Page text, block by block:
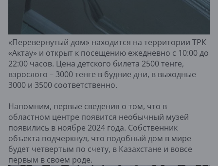
«Перевернутый дом» находится на территории ТРК
«Актау» и открыт к посещению ежедневно с 10:00 до
22:00 часов. Цена детского билета 2500 тенге,
взрослого – 3000 тенге в будние дни, в выходные
3000 и 3500 соответственно.
Напомним, первые сведения о том, что в
областном центре появится необычный музей
появились в ноябре 2024 года. Собственник
объекта подчеркнул, что подобный дом в мире
будет четвертым по счету, в Казахстане и вовсе
первым в своем роде.